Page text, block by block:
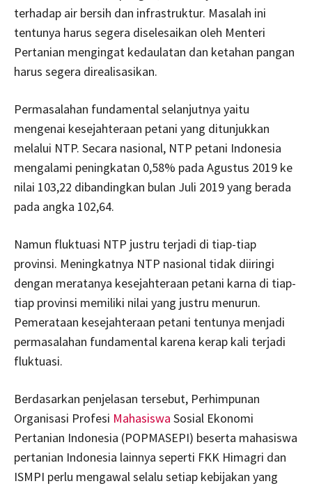
terhadap air bersih dan infrastruktur. Masalah ini
tentunya harus segera diselesaikan oleh Menteri
Pertanian mengingat kedaulatan dan ketahan pangan
harus segera direalisasikan.
Permasalahan fundamental selanjutnya yaitu
mengenai kesejahteraan petani yang ditunjukkan
melalui NTP. Secara nasional, NTP petani Indonesia
mengalami peningkatan 0,58% pada Agustus 2019 ke
nilai 103,22 dibandingkan bulan Juli 2019 yang berada
pada angka 102,64.
Namun fluktuasi NTP justru terjadi di tiap-tiap
provinsi. Meningkatnya NTP nasional tidak diiringi
dengan meratanya kesejahteraan petani karna di tiap-
tiap provinsi memiliki nilai yang justru menurun.
Pemerataan kesejahteraan petani tentunya menjadi
permasalahan fundamental karena kerap kali terjadi
fluktuasi.
Berdasarkan penjelasan tersebut, Perhimpunan
Organisasi Profesi Mahasiswa Sosial Ekonomi
Pertanian Indonesia (POPMASEPI) beserta mahasiswa
pertanian Indonesia lainnya seperti FKK Himagri dan
ISMPI perlu mengawal selalu setiap kebijakan yang